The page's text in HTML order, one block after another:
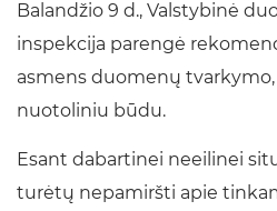
Balandžio 9 d., Valstybinė
inspekcija parengė
asmens duomenų
nuotoliniu būdu.
Esant dabartinei neeilinei
turėtų nepamiršti apie